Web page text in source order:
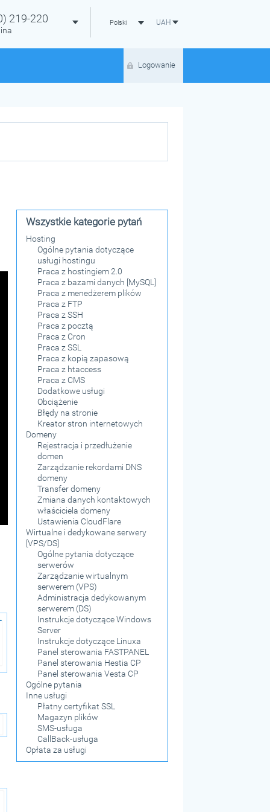
UAH
Polski
219-220
Logowanie
Wszystkie kategorie pytań
Hosting
Ogólne pytania dotyczące
usługi hostingu
Praca z hostingiem 2.0
Praca z bazami danych [MySQL]
Praca z menedżerem plików
Praca z FTP
Praca z SSH
Praca z pocztą
Praca z Cron
Praca z SSL
Praca z kopią zapasową
Praca z htaccess
Praca z CMS
Dodatkowe usługi
Obciążenie
Błędy na stronie
Kreator stron internetowych
Domeny
Rejestracja i przedłużenie
domen
Zarządzanie rekordami DNS
domeny
Transfer domeny
Zmiana danych kontaktowych
właściciela domeny
Ustawienia CloudFlare
Wirtualne i dedykowane serwery
[VPS/DS]
Ogólne pytania dotyczące
serwerów
Zarządzanie wirtualnym
serwerem (VPS)
Administracja dedykowanym
serwerem (DS)
Instrukcje dotyczące Windows
Server
Instrukcje dotyczące Linuxa
Panel sterowania FASTPANEL
Panel sterowania Hestia CP
Panel sterowania Vesta CP
Ogólne pytania
Inne usługi
Płatny certyfikat SSL
Magazyn plików
SMS-usługa
CallBack-usługa
Opłata za usługi